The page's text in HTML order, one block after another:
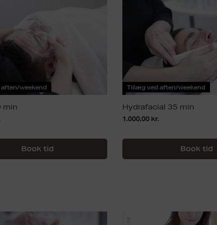
weekend
min
Book tid
Tillæg ved aften/weekend
Hydrafacial 35 min
1.000,00 kr.
Book tid